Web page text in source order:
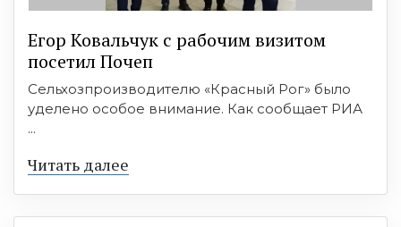
Егор Ковальчук с рабочим визитом
посетил Почеп
Сельхозпроизводителю «Красный Рог» было
уделено особое внимание. Как сообщает РИА
...
Читать далее